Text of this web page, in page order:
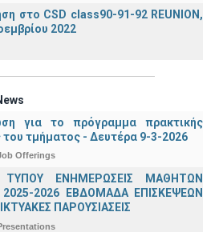
στο CSD class90-91-92 REUNION,
2022
για το πρόγραμμα πρακτικής
του τμήματος - Δευτέρα 9-3-2026
Offerings
ΤΥΠΟΥ ΕΝΗΜΕΡΩΣΕΙΣ ΜΑΘΗΤΩΝ
2025-2026 ΕΒΔΟΜΑΔΑ ΕΠΙΣΚΕΨΕΩΝ
ΠΑΡΟΥΣΙΑΣΕΙΣ